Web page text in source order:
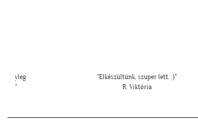
"Ilyen lett a lányom szobájában a gyönyörű
tapéta."